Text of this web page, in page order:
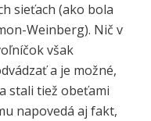
sieťach (ako bola
Weinberg). Nič v
však
a je možné,
stali tiež obeťami
napovedá aj fakt,